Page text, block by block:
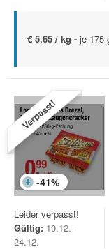
€ 5,65 / kg - je
Verpasst!
-41%
Leider verpasst!
Gültig: 19.12. -
24.12.